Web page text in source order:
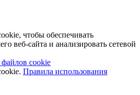
чтобы обеспечивать
веб-сайта и анализировать сетевой
cookie
Правила использования